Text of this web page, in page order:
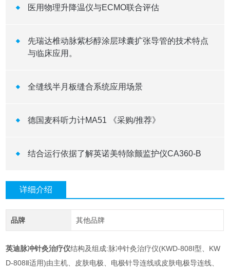
医用物理升降温仪与ECMO联合评估
先瑞达椎动脉紫杉醇涂层球囊扩张导管的技术特点
与临床应用。
全缝线半月板缝合系统应用场景
德国麦科听力计MA51 《采购/推荐》
结合运行依据了解英诺美特除颤监护仪CA360-B
详细介绍
品牌 其他品牌
英迪脉冲针灸治疗仪结构及组成:脉冲针灸治疗仪(KWD-808Ⅰ型、KW
D-808Ⅱ适用)由主机、皮肤电极、电极针导连线或皮肤电极导连线、